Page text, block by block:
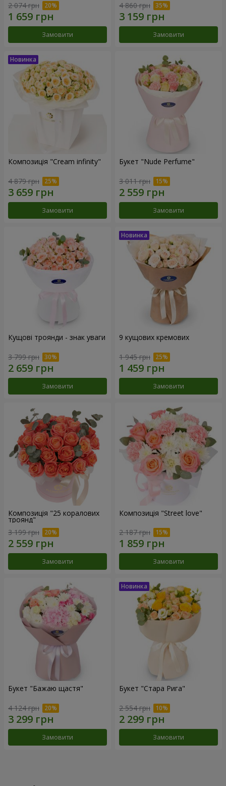
2 074 грн
Замовити
4 860 грн
Замовити
Композиція "Cream infinity"
4 879 грн
Замовити
Букет "Nude Perfume"
3 011 грн
Замовити
Кущові троянди - знак уваги
3 799 грн
Замовити
9 кущових кремових
1 945 грн
Замовити
Композиція "25 коралових
троянд"
3 199 грн
Замовити
Композиція "Street love"
2 187 грн
Замовити
Букет "Бажаю щастя"
4 124 грн
Замовити
Букет "Стара Рига"
2 554 грн
Замовити